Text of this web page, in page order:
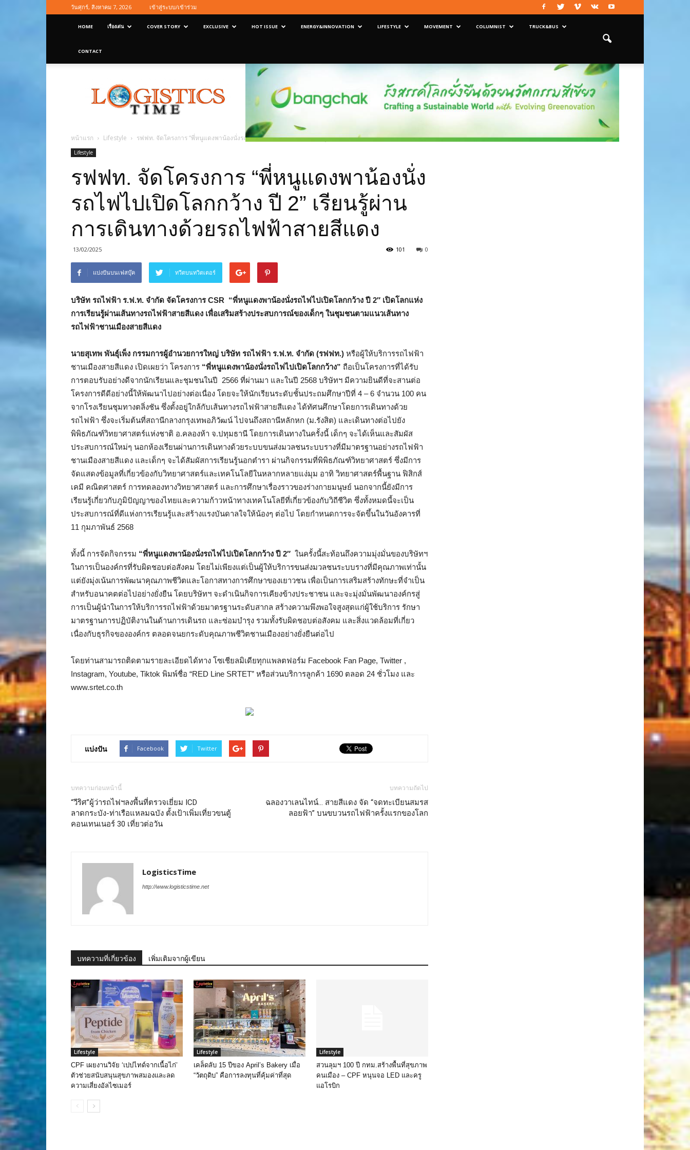
วันศุกร์, สิงหาคม 7, 2026 เข้าสู่ระบบ/เข้าร่วม
HOME เรื่องเด่น COVER STORY EXCLUSIVE HOT ISSUE ENERGY&INNOVATION LIFESTYLE MOVEMENT COLUMNIST TRUCK&BUS
CONTACT
Magazine
หน้าแรก Lifestyle รฟฟท. จัดโครงการ “พี่หนูแดงพาน้องนั่งรถไฟไปเปิดโลกกว้าง ปี 2” เรียนรู้ผ่านการเดินทางด้วยรถไฟฟ้าสายสีแดง
Lifestyle
รฟฟท. จัดโครงการ “พี่หนูแดงพาน้องนั่ง
รถไฟไปเปิดโลกกว้าง ปี 2” เรียนรู้ผ่าน
การเดินทางด้วยรถไฟฟ้าสายสีแดง
13/02/2025 0
101
แบ่งปันบนเฟสบุ๊ค ทวีตบนทวิตเตอร์
บริษัท รถไฟฟ้า ร.ฟ.ท. จำกัด จัดโครงการ CSR “พี่หนูแดงพาน้องนั่งรถไฟไปเปิดโลกกว้าง ปี 2″ เปิดโลกแห่ง
การเรียนรู้ผ่านเส้นทางรถไฟฟ้าสายสีแดง เพื่อเสริมสร้างประสบการณ์ของเด็กๆ ในชุมชนตามแนวเส้นทาง
รถไฟฟ้าชานเมืองสายสีแดง
นายสุเทพ พันธุ์เพ็ง กรรมการผู้อำนวยการใหญ่ บริษัท รถไฟฟ้า ร.ฟ.ท. จำกัด (รฟฟท.) หรือผู้ให้บริการรถไฟฟ้า
ชานเมืองสายสีแดง เปิดเผยว่า โครงการ “พี่หนูแดงพาน้องนั่งรถไฟไปเปิดโลกกว้าง” ถือเป็นโครงการที่ได้รับ
การตอบรับอย่างดีจากนักเรียนและชุมชนในปี 2566 ที่ผ่านมา และในปี 2568 บริษัทฯ มีความยินดีที่จะสานต่อ
โครงการดีดีอย่างนี้ให้พัฒนาไปอย่างต่อเนื่อง โดยจะให้นักเรียนระดับชั้นประถมศึกษาปีที่ 4 – 6 จำนวน 100 คน
จากโรงเรียนชุมทางตลิ่งชัน ซึ่งตั้งอยู่ใกล้กับเส้นทางรถไฟฟ้าสายสีแดง ได้ทัศนศึกษาโดยการเดินทางด้วย
รถไฟฟ้า ซึ่งจะเริ่มต้นที่สถานีกลางกรุงเทพอภิวัฒน์ ไปจนถึงสถานีหลักหก (ม.รังสิต) และเดินทางต่อไปยัง
พิพิธภัณฑ์วิทยาศาสตร์แห่งชาติ อ.คลองห้า จ.ปทุมธานี โดยการเดินทางในครั้งนี้ เด็กๆ จะได้เห็นและสัมผัส
ประสบการณ์ใหม่ๆ นอกห้องเรียนผ่านการเดินทางด้วยระบบขนส่งมวลชนระบบรางที่มีมาตรฐานอย่างรถไฟฟ้า
ชานเมืองสายสีแดง และเด็กๆ จะได้สัมผัสการเรียนรู้นอกตำรา ผ่านกิจกรรมที่พิพิธภัณฑ์วิทยาศาสตร์ ซึ่งมีการ
จัดแสดงข้อมูลที่เกี่ยวข้องกับวิทยาศาสตร์และเทคโนโลยีในหลากหลายแง่มุม อาทิ วิทยาศาสตร์พื้นฐาน ฟิสิกส์
เคมี คณิตศาสตร์ การทดลองทางวิทยาศาสตร์ และการศึกษาเรื่องราวของร่างกายมนุษย์ นอกจากนี้ยังมีการ
เรียนรู้เกี่ยวกับภูมิปัญญาของไทยและความก้าวหน้าทางเทคโนโลยีที่เกี่ยวข้องกับวิถีชีวิต ซึ่งทั้งหมดนี้จะเป็น
ประสบการณ์ที่ดีแห่งการเรียนรู้และสร้างแรงบันดาลใจให้น้องๆ ต่อไป โดยกำหนดการจะจัดขึ้นในวันอังคารที่
11 กุมภาพันธ์ 2568
ทั้งนี้ การจัดกิจกรรม “พี่หนูแดงพาน้องนั่งรถไฟไปเปิดโลกกว้าง ปี 2″ ในครั้งนี้สะท้อนถึงความมุ่งมั่นของบริษัทฯ
ในการเป็นองค์กรที่รับผิดชอบต่อสังคม โดยไม่เพียงแต่เป็นผู้ให้บริการขนส่งมวลชนระบบรางที่มีคุณภาพเท่านั้น
แต่ยังมุ่งเน้นการพัฒนาคุณภาพชีวิตและโอกาสทางการศึกษาของเยาวชน เพื่อเป็นการเสริมสร้างทักษะที่จำเป็น
สำหรับอนาคตต่อไปอย่างยั่งยืน โดยบริษัทฯ จะดำเนินกิจการเคียงข้างประชาชน และจะมุ่งมั่นพัฒนาองค์กรสู่
การเป็นผู้นำในการให้บริการรถไฟฟ้าด้วยมาตรฐานระดับสากล สร้างความพึงพอใจสูงสุดแก่ผู้ใช้บริการ รักษา
มาตรฐานการปฏิบัติงานในด้านการเดินรถ และซ่อมบำรุง รวมทั้งรับผิดชอบต่อสังคม และสิ่งแวดล้อมที่เกี่ยว
เนื่องกับธุรกิจขององค์กร ตลอดจนยกระดับคุณภาพชีวิตชานเมืองอย่างยั่งยืนต่อไป
โดยท่านสามารถติดตามรายละเอียดได้ทาง โซเชียลมิเดียทุกแพลตฟอร์ม Facebook Fan Page, Twitter ,
Instagram, Youtube, Tiktok พิมพ์ชื่อ “RED Line SRTET” หรือส่วนบริการลูกค้า 1690 ตลอด 24 ชั่วโมง และ
www.srtet.co.th
แบ่งปัน Facebook Twitter
บทความก่อนหน้านี้
“วีริศ”ผู้ว่ารถไฟฯลงพื้นที่ตรวจเยี่ยม ICD
ลาดกระบัง-ท่าเรือแหลมฉบัง ตั้งเป้าเพิ่มเที่ยวขนตู้
คอนเทนเนอร์ 30 เที่ยวต่อวัน
บทความถัดไป
ฉลองวาเลนไทน์… สายสีแดง จัด “จดทะเบียนสมรส
ลอยฟ้า” บนขบวนรถไฟฟ้าครั้งแรกของโลก
LogisticsTime
http://www.logisticstime.net
บทความที่เกี่ยวข้อง เพิ่มเติมจากผู้เขียน
Lifestyle
CPF เผยงานวิจัย ‘เปปไทด์จากเนื้อไก่’
ตัวช่วยสนับสนุนสุขภาพสมองและลด
ความเสี่ยงอัลไซเมอร์
Lifestyle
เคล็ดลับ 15 ปีของ April’s Bakery เมื่อ
“วัตถุดิบ” คือการลงทุนที่คุ้มค่าที่สุด
Lifestyle
สวนลุมฯ 100 ปี กทม.สร้างพื้นที่สุขภาพ
คนเมือง – CPF หนุนจอ LED และครู
แอโรบิก